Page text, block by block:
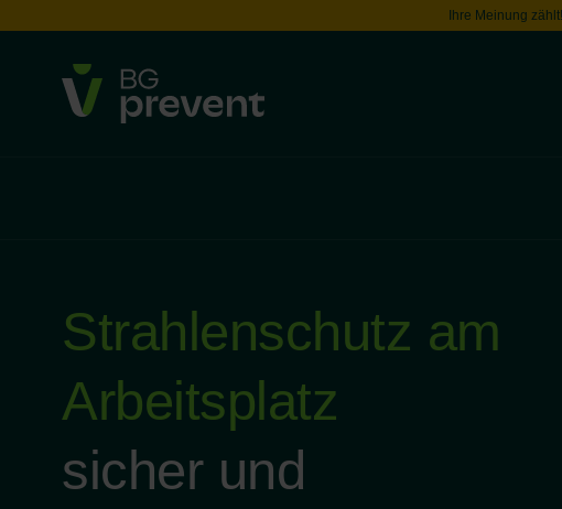
Ihre Meinung
Strahlenschutz am
Arbeitsplatz
sicher und